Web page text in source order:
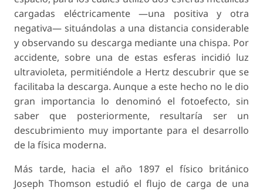
cargadas eléctricamente —una positiva y otra
negativa— situándolas a una distancia considerable
y observando su descarga mediante una chispa. Por
accidente, sobre una de estas esferas incidió luz
ultravioleta, permitiéndole a Hertz descubrir que se
facilitaba la descarga. Aunque a este hecho no le dio
gran importancia lo denominó el fotoefecto, sin
saber que posteriormente, resultaría ser un
descubrimiento muy importante para el desarrollo
de la física moderna.
Más tarde, hacia el año 1897 el físico británico
Joseph Thomson estudió el flujo de carga de una